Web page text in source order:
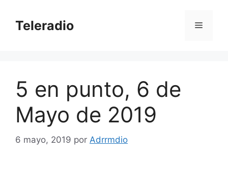
contenido
Teleradio Menú
5 en punto, 6 de
Mayo de 2019
6 mayo, 2019 por Adrrmdio